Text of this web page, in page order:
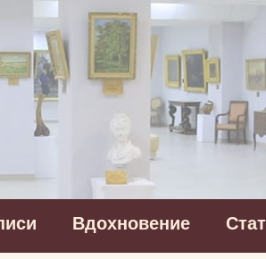
Вдохновение